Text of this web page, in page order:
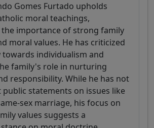
Gomes Furtado upholds
moral teachings,
the importance of strong family
moral values. He has criticized
individualism and
family's role in nurturing
responsibility. While he has not
public statements on issues like
sex marriage, his focus on
values suggests a